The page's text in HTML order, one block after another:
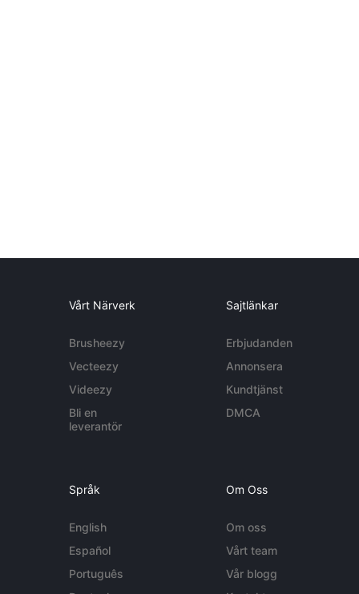
Vårt Närverk
Brusheezy
Vecteezy
Videezy
Bli en
leverantör
Sajtlänkar
Erbjudanden
Annonsera
Kundtjänst
DMCA
Språk
English
Español
Português
Om Oss
Om oss
Vårt team
Vår blogg